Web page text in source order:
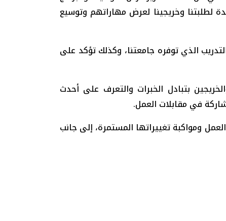
لطلبتنا وخريجينا لعرض مهاراتهم وتوسيع
الذي توفره جامعتنا، وكذلك تؤكد على
بتبادل الخبرات والتعرف على أحدث
في مقابلات العمل.
ومواكبة تغييراتها المستمرة، إلى جانب